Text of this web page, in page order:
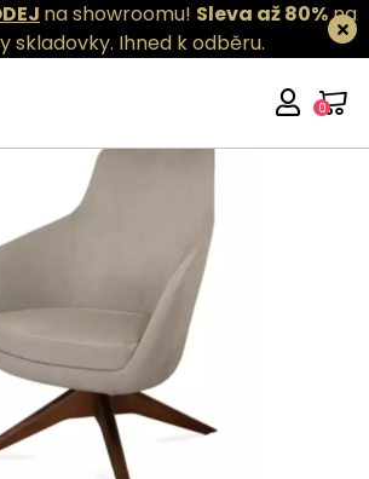
na showroomu! Sleva až 80%na
skladovky. Ihned k odběru.
0